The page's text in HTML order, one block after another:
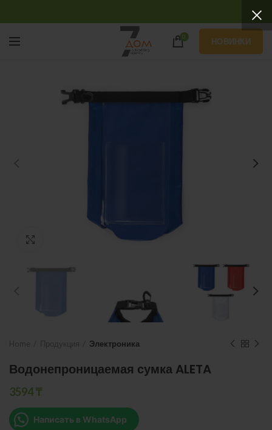
0 НОВИНКИ
Нажмите, чтобы увеличить
Электроника
Водонепроницаемая сумка ALETA
3594₸
Написать в WhatsApp